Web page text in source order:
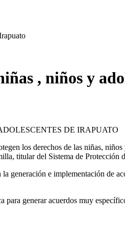
, niños y
DE IRAPUATO
los derechos de las niñas,
titular del Sistema de Protección
e implementación de
generar acuerdos muy